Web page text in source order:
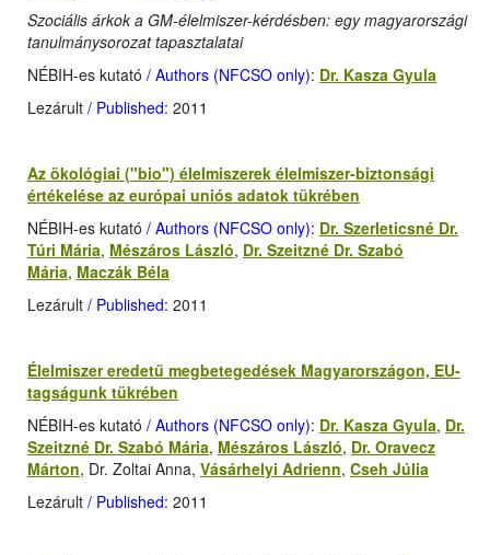
Szociális árkok a GM-élelmiszer-kérdésben: egy magyarországi
tanulmánysorozat tapasztalatai
NÉBIH-es kutató / Authors (NFCSO only): Dr. Kasza Gyula
Lezárult / Published: 2011
Az ökológiai ("bio") élelmiszerek élelmiszer-biztonsági
értékelése az európai uniós adatok tükrében
NÉBIH-es kutató / Authors (NFCSO only): Dr. Szerleticsné Dr.
Túri Mária, Mészáros László, Dr. Szeitzné Dr. Szabó
Mária, Maczák Béla
Lezárult / Published: 2011
Élelmiszer eredetű megbetegedések Magyarországon, EU-
tagságunk tükrében
NÉBIH-es kutató / Authors (NFCSO only): Dr. Kasza Gyula, Dr.
Szeitzné Dr. Szabó Mária, Mészáros László, Dr. Oravecz
Márton, Dr. Zoltai Anna, Vásárhelyi Adrienn, Cseh Júlia
Lezárult / Published: 2011